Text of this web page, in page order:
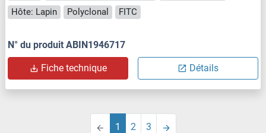
Hôte: Lapin
Polyclonal FITC
N° du produit ABIN1946717
Fiche technique Détails
1 2 3